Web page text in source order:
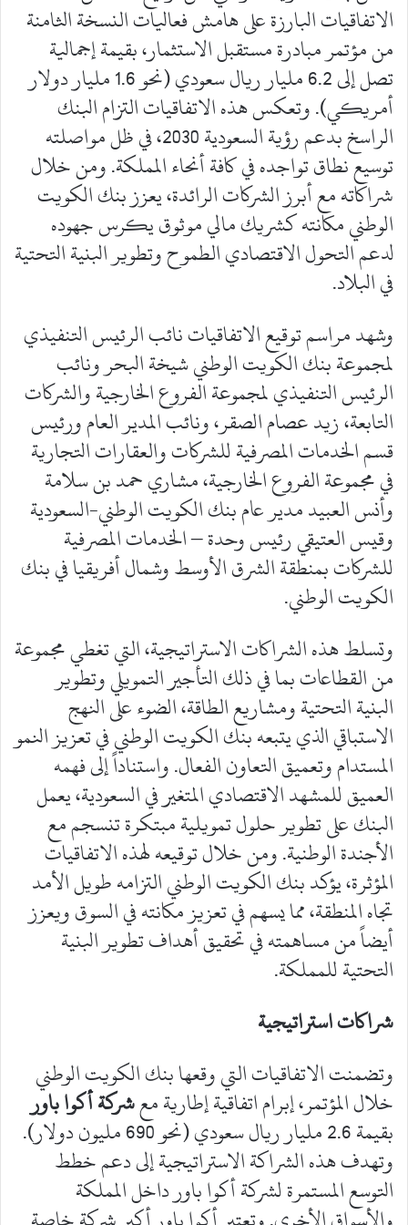
الاتفاقيات البارزة على هامش فعاليات النسخة الثامنة
من مؤتمر مبادرة مستقبل الاستثمار، بقيمة إجمالية
تصل إلى 6.2 مليار ريال سعودي (نحو 1.6 مليار دولار
أمريكي). وتعكس هذه الاتفاقيات التزام البنك
الراسخ بدعم رؤية السعودية 2030، في ظل مواصلته
توسيع نطاق تواجده في كافة أنحاء المملكة. ومن خلال
شراكاته مع أبرز الشركات الرائدة، يعزز بنك الكويت
الوطني مكانته كشريك مالي موثوق يكرس جهوده
لدعم التحول الاقتصادي الطموح وتطوير البنية التحتية
في البلاد.
وشهد مراسم توقيع الاتفاقيات نائب الرئيس التنفيذي
لمجموعة بنك الكويت الوطني شيخة البحر ونائب
الرئيس التنفيذي لمجموعة الفروع الخارجية والشركات
التابعة، زيد عصام الصقر، ونائب المدير العام ورئيس
قسم الخدمات المصرفية للشركات والعقارات التجارية
في مجموعة الفروع الخارجية، مشاري حمد بن سلامة
وأنس العبيد مدير عام بنك الكويت الوطني-السعودية
وقيس العتيقي رئيس وحدة – الخدمات المصرفية
للشركات بمنطقة الشرق الأوسط وشمال أفريقيا في بنك
الكويت الوطني.
وتسلط هذه الشراكات الاستراتيجية، التي تغطي مجموعة
من القطاعات بما في ذلك التأجير التمويلي وتطوير
البنية التحتية ومشاريع الطاقة، الضوء على النهج
الاستباقي الذي يتبعه بنك الكويت الوطني في تعزيز النمو
المستدام وتعميق التعاون الفعال. واستناداً إلى فهمه
العميق للمشهد الاقتصادي المتغير في السعودية، يعمل
البنك على تطوير حلول تمويلية مبتكرة تنسجم مع
الأجندة الوطنية. ومن خلال توقيعه لهذه الاتفاقيات
المؤثرة، يؤكد بنك الكويت الوطني التزامه طويل الأمد
تجاه المنطقة، مما يسهم في تعزيز مكانته في السوق ويعزز
أيضاً من مساهمته في تحقيق أهداف تطوير البنية
التحتية للمملكة.
شراكات استراتيجية
وتضمنت الاتفاقيات التي وقعها بنك الكويت الوطني
خلال المؤتمر، إبرام اتفاقية إطارية معشركة أكوا باور
بقيمة 2.6 مليار ريال سعودي (نحو 690 مليون دولار).
وتهدف هذه الشراكة الاستراتيجية إلى دعم خطط
التوسع المستمرة لشركة أكوا باور داخل المملكة